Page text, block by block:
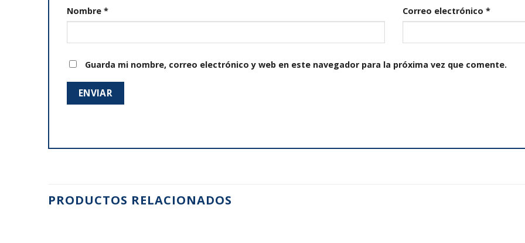
Nombre * Correo electrónico *
Guarda mi nombre, correo electrónico y web en este navegador para la próxima vez que comente.
PRODUCTOS RELACIONADOS